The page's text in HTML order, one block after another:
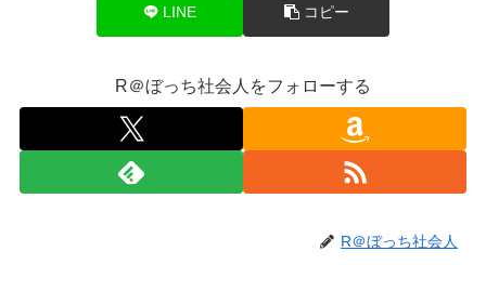
LINE コピー
R＠ぼっち社会人をフォローする
R＠ぼっち社会人